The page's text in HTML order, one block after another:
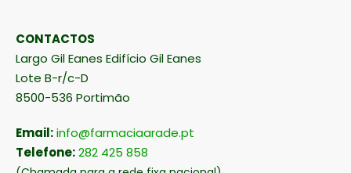
CONTACTOS
Largo Gil Eanes Edifício Gil Eanes
Lote B-r/c-D
8500-536 Portimão
Email:info@farmaciaarade.pt
Telefone:282 425 858